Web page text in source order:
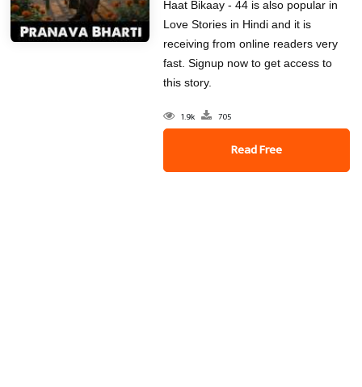
Haat Bikaay - 44 is also popular in
Love Stories in Hindi and it is
receiving from online readers very
fast. Signup now to get access to
this story.
1.9k 705
Read Free